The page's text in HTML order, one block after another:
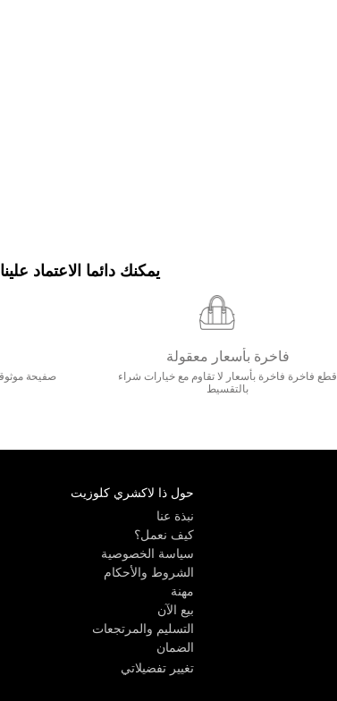
يمكنك دائما الاعتماد علينا
فاخرة بأسعار معقولة
قطع فاخرة فاخرة بأسعار لا تقاوم مع خيارات شراء
بالتقسيط
حول ذا لاكشري كلوزيت
نبذة عنا
كيف نعمل؟
سياسة الخصوصية
الشروط والأحكام
مهنة
بيع الآن
التسليم والمرتجعات
الضمان
تغيير تفضيلاتي